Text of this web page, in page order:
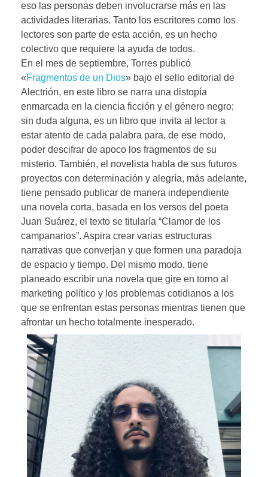
eso las personas deben involucrarse más en las
actividades literarias. Tanto los escritores como los
lectores son parte de esta acción, es un hecho
colectivo que requiere la ayuda de todos.
En el mes de septiembre, Torres publicó
«Fragmentos de un Dios» bajo el sello editorial de
Alectrión, en este libro se narra una distopía
enmarcada en la ciencia ficción y el género negro;
sin duda alguna, es un libro que invita al lector a
estar atento de cada palabra para, de ese modo,
poder descifrar de apoco los fragmentos de su
misterio. También, el novelista habla de sus futuros
proyectos con determinación y alegría, más adelante,
tiene pensado publicar de manera independiente
una novela corta, basada en los versos del poeta
Juan Suárez, el texto se titularía “Clamor de los
campanarios”. Aspira crear varias estructuras
narrativas que converjan y que formen una paradoja
de espacio y tiempo. Del mismo modo, tiene
planeado escribir una novela que gire en torno al
marketing político y los problemas cotidianos a los
que se enfrentan estas personas mientras tienen que
afrontar un hecho totalmente inesperado.